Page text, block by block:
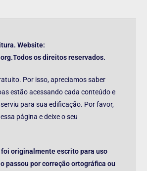
Website:
os direitos reservados.
Por isso, apreciamos saber
estão acessando cada conteúdo e
para sua edificação. Por favor,
página e deixe o seu
foi originalmente escrito para uso
passou por correção ortográfica ou